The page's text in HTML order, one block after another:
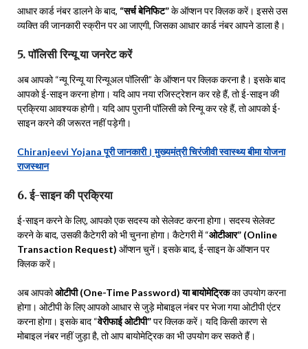
आधार कार्ड नंबर डालने के बाद, “सर्च बेनिफिट”के ऑप्शन पर क्लिक करें। इससे उस
व्यक्ति की जानकारी स्क्रीन पर आ जाएगी, जिसका आधार कार्ड नंबर आपने डाला है।
5. पॉलिसी रिन्यू या जनरेट करें
अब आपको “न्यू रिन्यू या रिन्यूअल पॉलिसी” के ऑप्शन पर क्लिक करना है। इसके बाद
आपको ई-साइन करना होगा। यदि आप नया रजिस्ट्रेशन कर रहे हैं, तो ई-साइन की
प्रक्रिया आवश्यक होगी। यदि आप पुरानी पॉलिसी को रिन्यू कर रहे हैं, तो आपको ई-
साइन करने की जरूरत नहीं पड़ेगी।
Chiranjeevi Yojana पूरी जानकारी। मुख्यमंत्री चिरंजीवी स्वास्थ्य बीमा योजना
राजस्थान
6. ई-साइन की प्रक्रिया
ई-साइन करने के लिए, आपको एक सदस्य को सेलेक्ट करना होगा। सदस्य सेलेक्ट
करने के बाद, उसकी कैटेगरी को भी चुनना होगा। कैटेगरी में “ओटीआर” (Online
Transaction Request) ऑप्शन चुनें। इसके बाद, ई-साइन के ऑप्शन पर
क्लिक करें।
अब आपकोओटीपी (One-Time Password) या बायोमेट्रिकका उपयोग करना
होगा। ओटीपी के लिए आपको आधार से जुड़े मोबाइल नंबर पर भेजा गया ओटीपी एंटर
करना होगा। इसके बाद “वेरीफाई ओटीपी”पर क्लिक करें। यदि किसी कारण से
मोबाइल नंबर नहीं जुड़ा है, तो आप बायोमेट्रिक का भी उपयोग कर सकते हैं।